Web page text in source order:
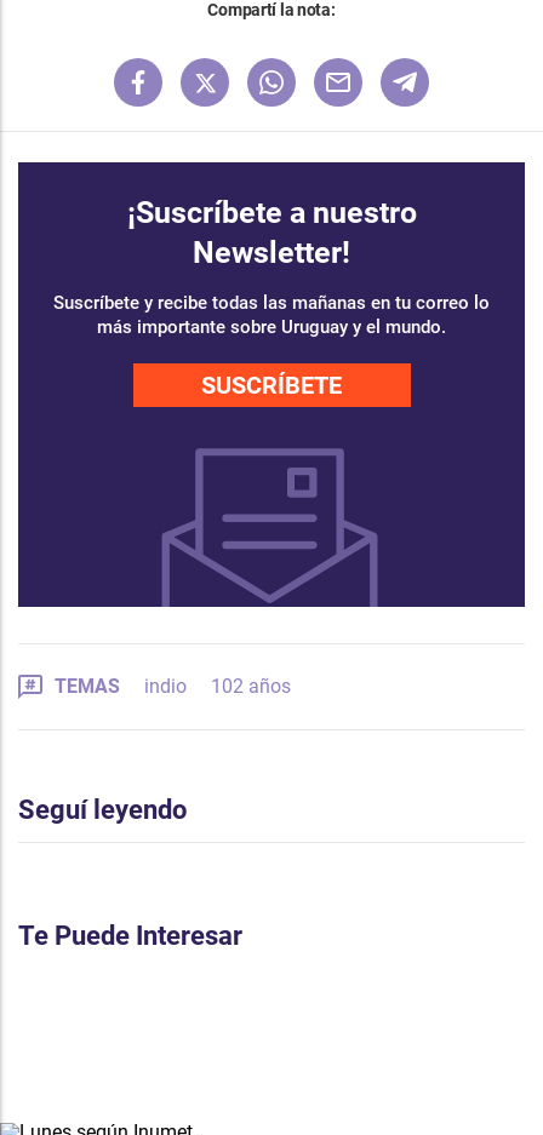
Compartí la nota:
¡Suscríbete a nuestro
Newsletter!
Suscríbete y recibe todas las mañanas en tu correo lo
más importante sobre Uruguay y el mundo.
SUSCRÍBETE
TEMAS indio 102 años
Seguí leyendo
Te Puede Interesar